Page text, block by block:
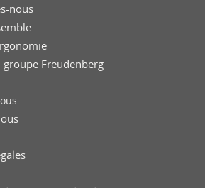
nous
Freudenberg